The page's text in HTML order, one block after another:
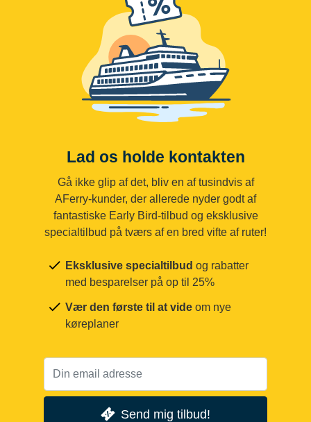
Lad os holde kontakten
Gå ikke glip af det, bliv en af tusindvis af
AFerry-kunder, der allerede nyder godt af
fantastiske Early Bird-tilbud og eksklusive
specialtilbud på tværs af en bred vifte af ruter!
Eksklusive specialtilbud og rabatter
med besparelser på op til 25%
Vær den første til at vide om nye
køreplaner
Send mig tilbud!